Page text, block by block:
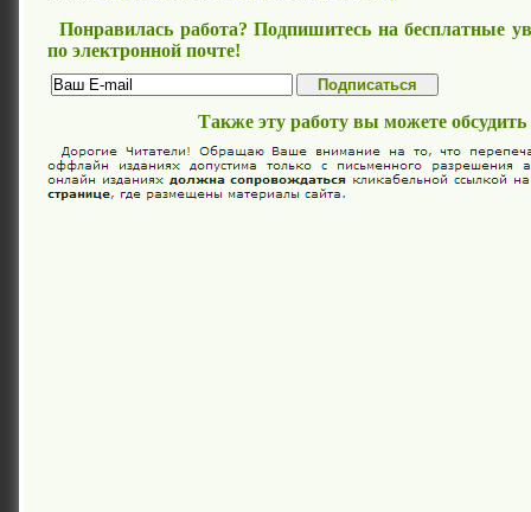
Понравилась работа? Подпишитесь на бесплатные
по электронной почте!
Также эту работу вы можете